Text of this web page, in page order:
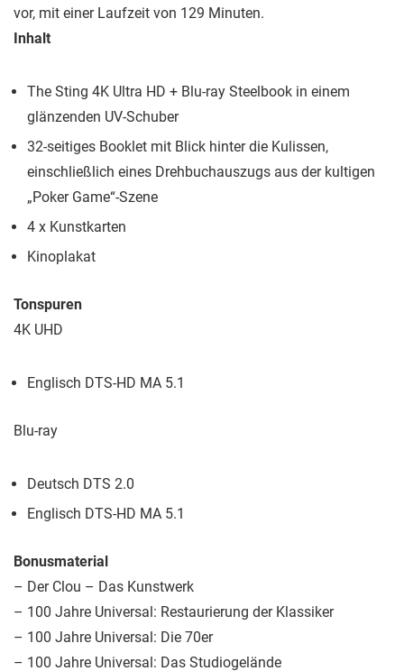
vor, mit einer Laufzeit von 129 Minuten.
Inhalt
The Sting 4K Ultra HD + Blu-ray Steelbook in einem
glänzenden UV-Schuber
32-seitiges Booklet mit Blick hinter die Kulissen,
einschließlich eines Drehbuchauszugs aus der kultigen
„Poker Game“-Szene
4 x Kunstkarten
Kinoplakat
Tonspuren
4K UHD
Englisch DTS-HD MA 5.1
Blu-ray
Deutsch DTS 2.0
Englisch DTS-HD MA 5.1
Bonusmaterial
– Der Clou – Das Kunstwerk
– 100 Jahre Universal: Restaurierung der Klassiker
– 100 Jahre Universal: Die 70er
– 100 Jahre Universal: Das Studiogelände